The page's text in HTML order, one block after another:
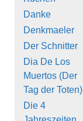
Danke
Denkmaeler
Der Schnitter
Dia De Los
Muertos (Der
Tag der Toten)
Die 4